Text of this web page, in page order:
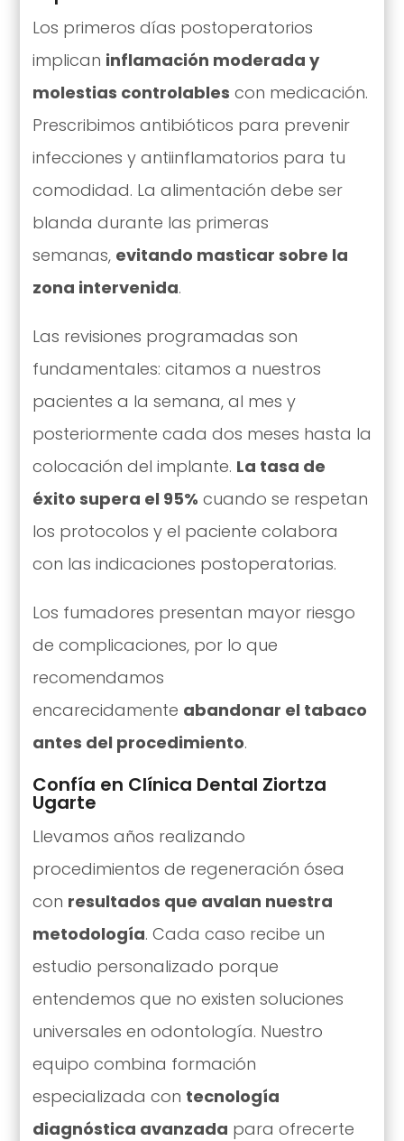
Los primeros días postoperatorios
implican inflamación moderada y
molestias controlables con medicación.
Prescribimos antibióticos para prevenir
infecciones y antiinflamatorios para tu
comodidad. La alimentación debe ser
blanda durante las primeras
semanas, evitando masticar sobre la
zona intervenida.
Las revisiones programadas son
fundamentales: citamos a nuestros
pacientes a la semana, al mes y
posteriormente cada dos meses hasta la
colocación del implante. La tasa de
éxito supera el 95% cuando se respetan
los protocolos y el paciente colabora
con las indicaciones postoperatorias.
Los fumadores presentan mayor riesgo
de complicaciones, por lo que
recomendamos
encarecidamente abandonar el tabaco
antes del procedimiento.
Confía en Clínica Dental Ziortza
Ugarte
Llevamos años realizando
procedimientos de regeneración ósea
con resultados que avalan nuestra
metodología. Cada caso recibe un
estudio personalizado porque
entendemos que no existen soluciones
universales en odontología. Nuestro
equipo combina formación
especializada con tecnología
diagnóstica avanzada para ofrecerte